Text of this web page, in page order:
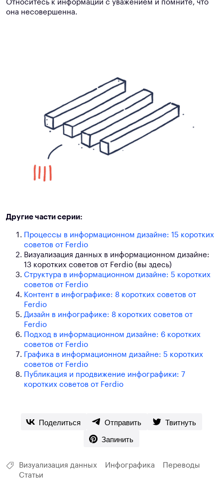
Относитесь к информации с уважением и помните, что
она несовершенна.
Другие части серии:
Процессы в информационном дизайне: 15 коротких
советов от Ferdio
Визуализация данных в информационном дизайне:
13 коротких советов от Ferdio (вы здесь)
Структура в информационном дизайне: 5 коротких
советов от Ferdio
Контент в инфографике: 8 коротких советов от
Ferdio
Дизайн в инфографике: 8 коротких советов от
Ferdio
Подход в информационном дизайне: 6 коротких
советов от Ferdio
Графика в информационном дизайне: 5 коротких
советов от Ferdio
Публикация и продвижение инфографики: 7
коротких советов от Ferdio
Поделиться Отправить
Твитнуть
Запинить
Визуализация данных Инфографика
Переводы
Статьи